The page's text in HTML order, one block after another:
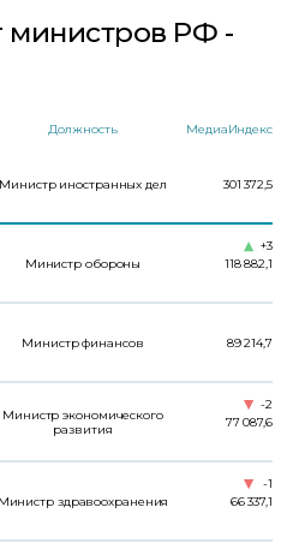
РФ -
Должность МедиаИндекс
Министр иностранных дел 301 372,5
Министр обороны 118 882,1
+3
Министр финансов 89 214,7
Министр экономического
развития
77 087,6
-2
Министр здравоохранения 66 337,1
-1